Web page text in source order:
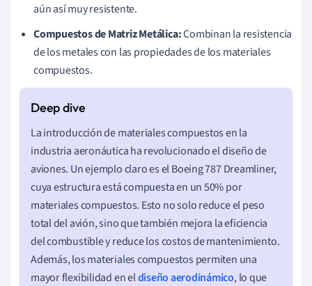
aún así muy resistente.
Compuestos de Matriz Metálica:Combinan la resistencia
de los metales con las propiedades de los materiales
compuestos.
La introducción de materiales compuestos en la
industria aeronáutica ha revolucionado el diseño de
aviones. Un ejemplo claro es el Boeing 787 Dreamliner,
cuya estructura está compuesta en un 50% por
materiales compuestos. Esto no solo reduce el peso
total del avión, sino que también mejora la eficiencia
del combustible y reduce los costos de mantenimiento.
Además, los materiales compuestos permiten una
mayor flexibilidad en eldiseño aerodinámico, lo que